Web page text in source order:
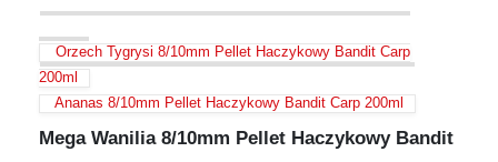
Orzech Tygrysi 8/10mm Pellet Haczykowy Bandit Carp
200ml
Ananas 8/10mm Pellet Haczykowy Bandit Carp 200ml
Mega Wanilia 8/10mm Pellet Haczykowy Bandit